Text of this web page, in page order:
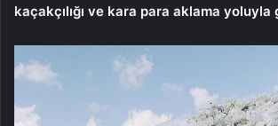
kaçakçılığı ve kara para aklama yoluyla